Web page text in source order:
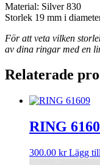
Material: Silver 830
Storlek 19 mm i
För att veta vilken
av dina ringar med en
Relaterade
RING
300.00 kr Lägg